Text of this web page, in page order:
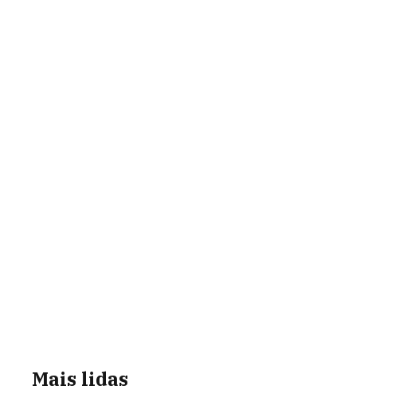
Mais lidas